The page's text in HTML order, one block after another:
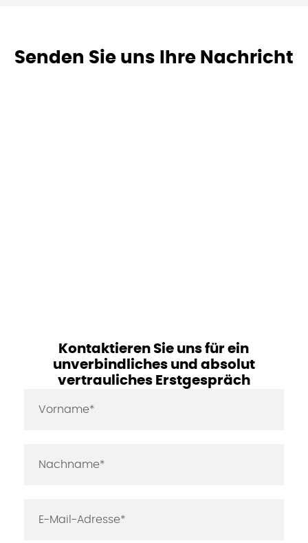
Senden Sie uns Ihre Nachricht
Kontaktieren Sie uns für ein
unverbindliches und absolut
vertrauliches Erstgespräch